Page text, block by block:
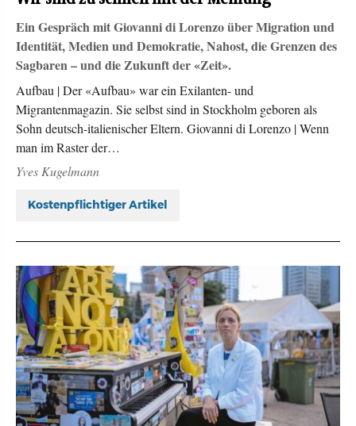
Ein Gespräch mit Giovanni di Lorenzo über Migration und
Identität, Medien und Demokratie, Nahost, die Grenzen des
Sagbaren – und die Zukunft der «Zeit».
Aufbau | Der «Aufbau» war ein Exilanten- und
Migrantenmagazin. Sie selbst sind in Stockholm geboren als
Sohn deutsch-italienischer Eltern. Giovanni di Lorenzo | Wenn
man im Raster der…
Yves Kugelmann
Kostenpflichtiger Artikel